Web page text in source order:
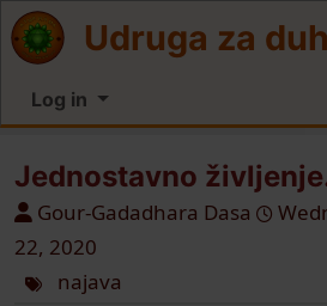
Site identity,
Udruga za
Log in
Jednostavno
Gour-Gadadhara Dasa
22, 2020
najava